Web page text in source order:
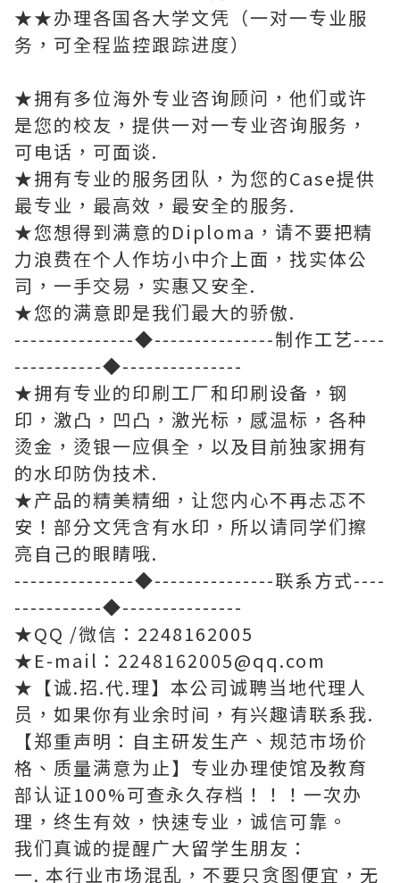
★★办理各国各大学文凭（一对一专业服
务，可全程监控跟踪进度）
★拥有多位海外专业咨询顾问，他们或许
是您的校友，提供一对一专业咨询服务，
可电话，可面谈.
★拥有专业的服务团队，为您的Case提供
最专业，最高效，最安全的服务.
★您想得到满意的Diploma，请不要把精
力浪费在个人作坊小中介上面，找实体公
司，一手交易，实惠又安全.
★您的满意即是我们最大的骄傲.
---------------◆---------------制作工艺----
-----------◆---------------
★拥有专业的印刷工厂和印刷设备，钢
印，激凸，凹凸，激光标，感温标，各种
烫金，烫银一应俱全，以及目前独家拥有
的水印防伪技术.
★产品的精美精细，让您内心不再忐忑不
安！部分文凭含有水印，所以请同学们擦
亮自己的眼睛哦.
---------------◆---------------联系方式----
-----------◆---------------
★QQ /微信：2248162005
★E-mail：2248162005@qq.com
★【诚.招.代.理】本公司诚聘当地代理人
员，如果你有业余时间，有兴趣请联系我.
【郑重声明：自主研发生产、规范市场价
格、质量满意为止】专业办理使馆及教育
部认证100%可查永久存档！！！一次办
理，终生有效，快速专业，诚信可靠。
我们真诚的提醒广大留学生朋友：
一. 本行业市场混乱，不要只贪图便宜，无